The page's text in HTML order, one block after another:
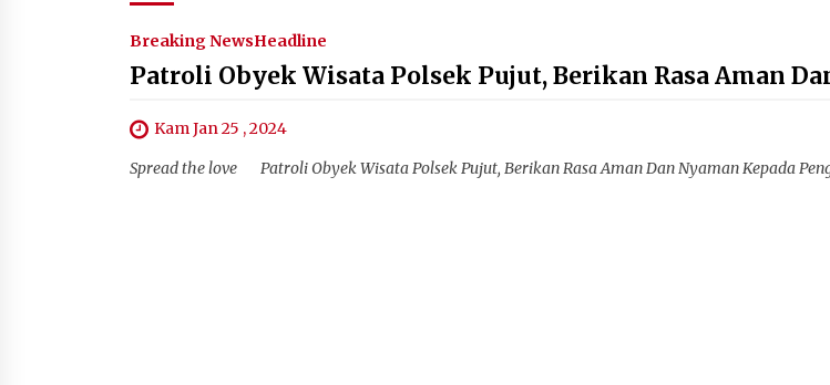
Breaking NewsHeadline
Patroli Obyek Wisata Polsek Pujut, Berikan Rasa Aman
Kam Jan 25 , 2024
Spread the love Patroli Obyek Wisata Polsek Pujut, Berikan Rasa Aman Dan Nyaman Kepada